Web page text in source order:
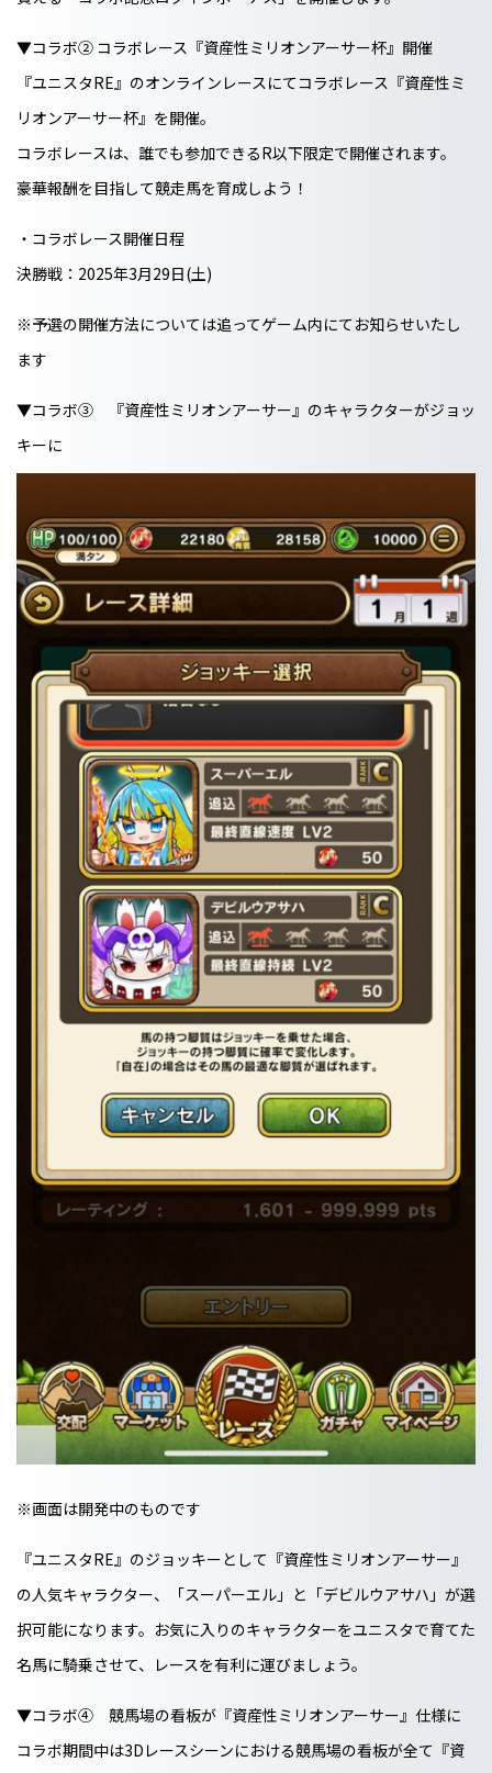
▼コラボ② コラボレース『資産性ミリオンアーサー杯』開催
『ユニスタRE』のオンラインレースにてコラボレース『資産性ミ
リオンアーサー杯』を開催。
コラボレースは、誰でも参加できるR以下限定で開催されます。
豪華報酬を目指して競走馬を育成しよう！
・コラボレース開催日程
決勝戦：2025年3月29日(土)
※予選の開催方法については追ってゲーム内にてお知らせいたし
ます
▼コラボ③ 『資産性ミリオンアーサー』のキャラクターがジョッ
キーに
※画面は開発中のものです
『ユニスタRE』のジョッキーとして『資産性ミリオンアーサー』
の人気キャラクター、「スーパーエル」と「デビルウアサハ」が選
択可能になります。お気に入りのキャラクターをユニスタで育てた
名馬に騎乗させて、レースを有利に運びましょう。
▼コラボ④ 競馬場の看板が『資産性ミリオンアーサー』仕様に
コラボ期間中は3Dレースシーンにおける競馬場の看板が全て『資